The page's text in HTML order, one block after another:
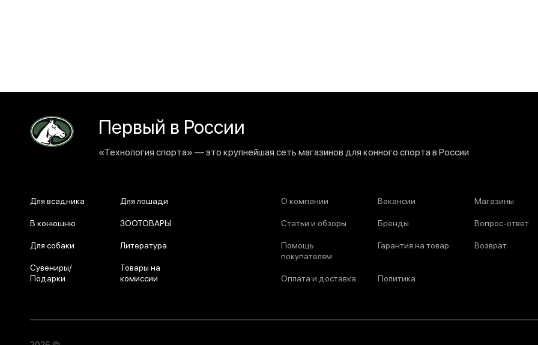
Первый в России
«Технология спорта» — это крупнейшая сеть магазинов для конного спорта в России
Для всадника Для лошади
В конюшню ЗООТОВАРЫ
Для собаки Литература
Сувениры/
Подарки
Товары на
комиссии
О компании Вакансии Магазины
Статьи и обзоры Бренды Вопрос-ответ
Помощь
покупателям
Гарантия на товар Возврат
Оплата и доставка Политика